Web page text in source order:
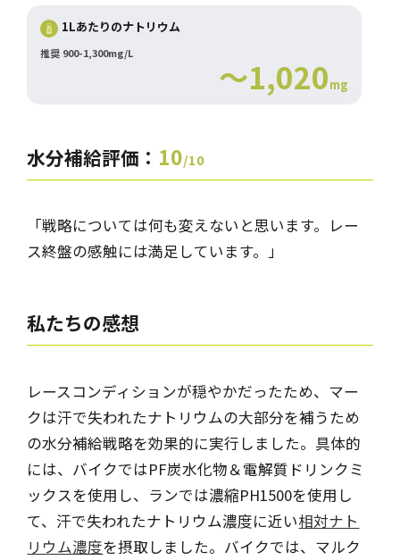
1Lあたりのナトリウム
推奨 900-1,300mg/L
～1,020mg
水分補給評価： 10/10
「戦略については何も変えないと思います。レー
ス終盤の感触には満足しています。」
私たちの感想
レースコンディションが穏やかだったため、マー
クは汗で失われたナトリウムの大部分を補うため
の水分補給戦略を効果的に実行しました。具体的
には、バイクではPF炭水化物＆電解質ドリンクミ
ックスを使用し、ランでは濃縮PH1500を使用し
て、汗で失われたナトリウム濃度に近い相対ナト
リウム濃度を摂取しました。バイクでは、マルク